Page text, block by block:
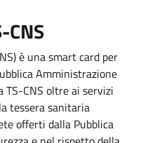
CNS
è una smart card per
Amministrazione
CNS oltre ai servizi
tessera sanitaria
offerti dalla Pubblica